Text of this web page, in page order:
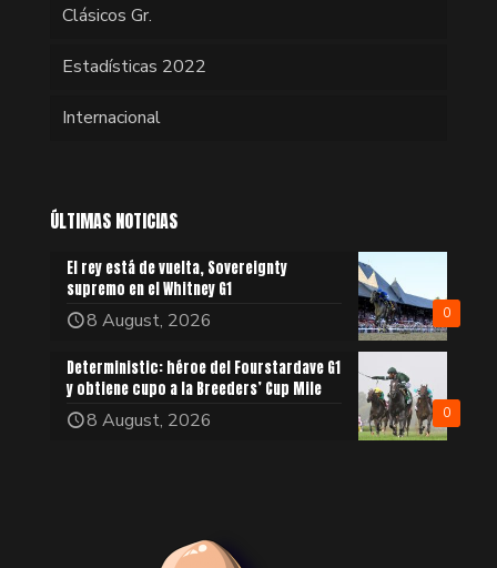
Clásicos Gr.
Estadísticas 2022
Internacional
ÚLTIMAS NOTICIAS
0
El rey está de vuelta, Sovereignty
supremo en el Whitney G1
8 August, 2026
0
Deterministic: héroe del Fourstardave G1
y obtiene cupo a la Breeders’ Cup Mile
8 August, 2026